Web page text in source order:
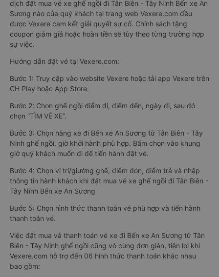
dịch đặt mua vé xe ghế ngồi đi Tân Biên - Tây Ninh Bến xe An
Sương nào của quý khách tại trang web Vexere.com đều
được Vexere cam kết giải quyết sự cố. Chính sách tặng
coupon giảm giá hoặc hoàn tiền sẽ tùy theo từng trường hợp
sự việc.
Hướng dẫn đặt vé tại Vexere.com:
Bước 1: Truy cập vào website Vexere hoặc tải app Vexere trên
CH Play hoặc App Store.
Bước 2: Chọn ghế ngồi điểm đi, điểm đến, ngày đi, sau đó
chọn “TÌM VÉ XE”.
Bước 3: Chọn hãng xe đi Bến xe An Sương từ Tân Biên - Tây
Ninh ghế ngồi, giờ khởi hành phù hợp. Bấm chọn vào khung
giờ quý khách muốn đi để tiến hành đặt vé.
Bước 4: Chọn vị trí/giường ghế, điểm đón, điểm trả và nhập
thông tin hành khách khi đặt mua vé xe ghế ngồi đi Tân Biên -
Tây Ninh Bến xe An Sương
Bước 5: Chọn hình thức thanh toán vé phù hợp và tiến hành
thanh toán vé.
Việc đặt mua và thanh toán vé xe đi Bến xe An Sương từ Tân
Biên - Tây Ninh ghế ngồi cũng vô cùng đơn giản, tiện lợi khi
Vexere.com hỗ trợ đến 06 hình thức thanh toán khác nhau
bao gồm: